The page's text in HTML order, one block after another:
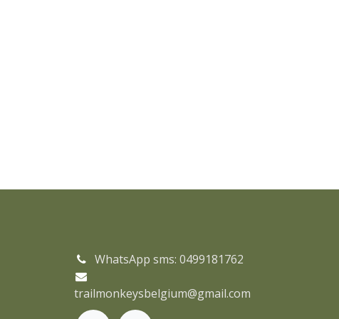
WhatsApp sms: 0499181762
trailmonkeysbelgium@gmail.com